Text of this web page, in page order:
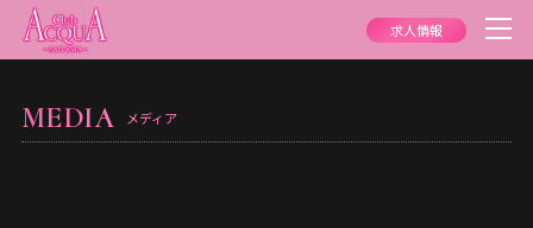
求人情報
MEDIA メディア